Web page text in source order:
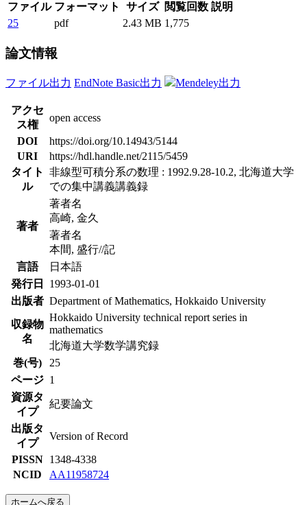
ファイル フォーマット サイズ 閲覧回数 説明
25
pdf 2.43 MB 1,775
論文情報
ファイル出力 EndNote Basic出力 Mendeley出力
アクセ
ス権
open access
DOI
https://doi.org/10.14943/5144
URI
https://hdl.handle.net/2115/5459
タイト
ル
非線型可積分系の数理 : 1992.9.28-10.2, 北海道大学
での集中講義講義録
著者
著者名
高崎, 金久
著者名
本間, 盛行//記
言語
日本語
発行日
1993-01-01
出版者 Department of Mathematics, Hokkaido University
収録物
名
Hokkaido University technical report series in
mathematics
北海道大学数学講究録
巻(号)
25
ページ 1
資源タ
イプ
紀要論文
出版タ
イプ
Version of Record
PISSN
1348-4338
NCID
AA11958724
ホームへ戻る